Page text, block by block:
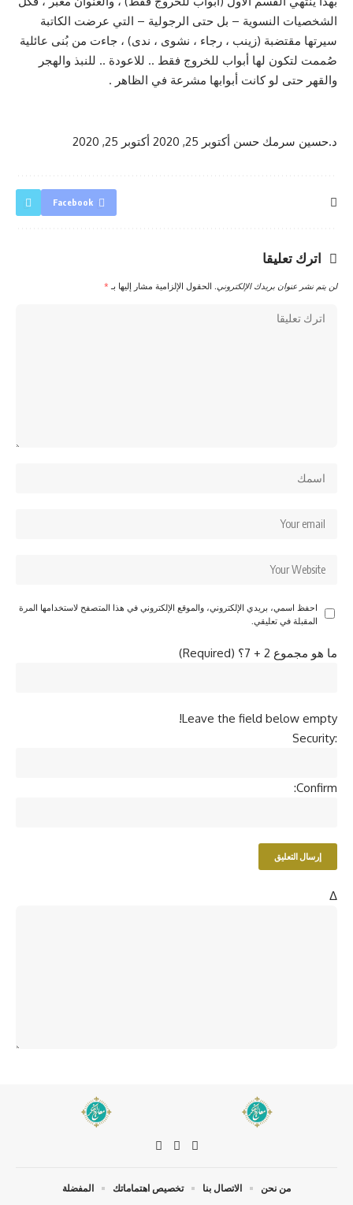
الشخصيات النسوية – بل حتى الرجولية – التي عرضت الكاتبة
سيرتها مقتضبة (زينب ، رجاء ، نشوى ، ندى) ، جاءت من بُنى عائلية
صُممت لتكون لها أبواب للخروج فقط .. للاعودة .. للنبذ والهجر
والقهر حتى لو كانت أبوابها مشرعة في الظاهر .
د.حسين سرمك حسن أكتوبر 25, 2020 أكتوبر 25, 2020
Facebook
اترك تعليقا
لن يتم نشر عنوان بريدك الإلكتروني. الحقول الإلزامية مشار إليها بـ *
احفظ اسمي، بريدي الإلكتروني، والموقع الإلكتروني في هذا المتصفح لاستخدامها المرة
المقبلة في تعليقي.
ما هو مجموع 2 + 7؟ (Required)
Leave the field below empty!
Security:
Confirm:
Δ
من نحن الاتصال بنا تخصيص اهتماماتك المفضلة